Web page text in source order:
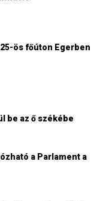
ös főúton Egerben
be az ő székébe
a Parlament a